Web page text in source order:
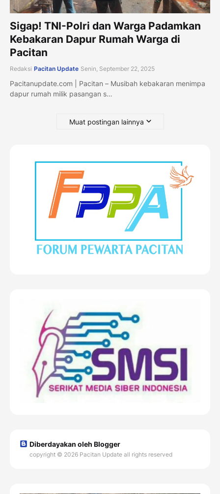
Sigap! TNI-Polri dan Warga Padamkan
Kebakaran Dapur Rumah Warga di
Pacitan
Redaksi Pacitan Update Senin, September 22, 2025
Pacitanupdate.com | Pacitan – Musibah kebakaran menimpa
dapur rumah milik pasangan s…
Muat postingan lainnya
Diberdayakan oleh Blogger
copyright © 2026 Pacitan Update all rights reserved